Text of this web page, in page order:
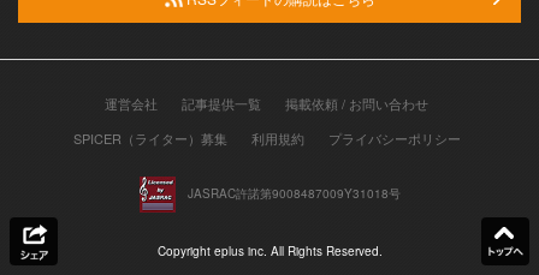
運営会社 記事提供一覧
掲載依頼 / お問い合わせ
SPICER（ライター）募集
利用規約 プライバシーポリシー
JASRAC許諾第9008487009Y31018号
Copyright eplus inc. All Rights Reserved.